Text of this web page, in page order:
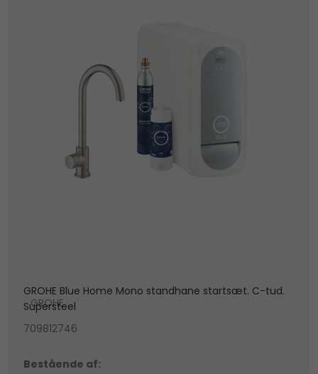
GROHE Blue Home Mono standhane startsæt. C-tud.
Supersteel
GROHE
709812746
Bestående af: